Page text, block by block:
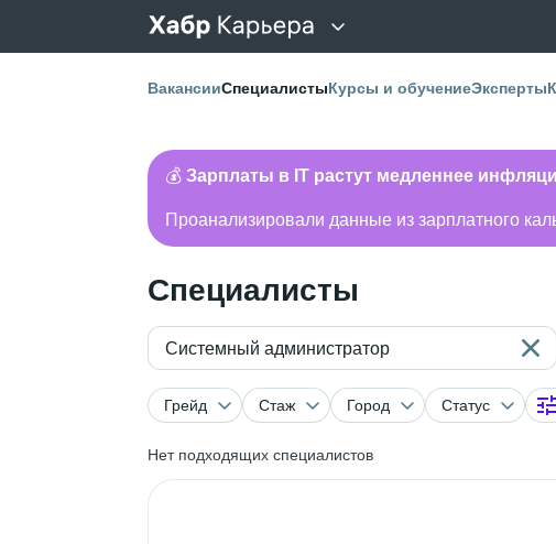
ВакансииСпециалистыКурсы и обучениеЭксперты
💰 Зарплаты в IT растут медленнее
Проанализировали данные из зарплатного
Специалисты
Системный администратор
Грейд Стаж Город Статус
Нет подходящих специалистов